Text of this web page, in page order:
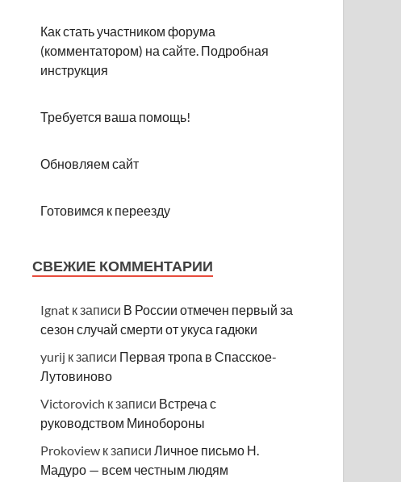
Как стать участником форума
(комментатором) на сайте. Подробная
инструкция
Требуется ваша помощь!
Обновляем сайт
Готовимся к переезду
СВЕЖИЕ КОММЕНТАРИИ
Ignat к записи В России отмечен первый за
сезон случай смерти от укуса гадюки
yurij к записи Первая тропа в Спасское-
Лутовиново
Victorovich к записи Встреча с
руководством Минобороны
Prokoview к записи Личное письмо Н.
Мадуро — всем честным людям